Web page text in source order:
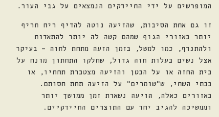
המופרשים על ידי החיידקים הנמצאים על גבי העור.
זו גם אחת הסיבות, שהזיעה נוטה להדיף ריח חריף
יותר באזורי הגוף שמהם קשה לה יותר להתאדות
ולהתנדף, כמו למשל, בזמן הזעה מתחת לחזה – בעיקר
אצל נשים בעלות חזה גדול, שחלקו התחתון מונח על
בית החזה או על הבטן והזיעה מצטברת תחתיו, או
בבתי השחי, ש"שומרים" על הזיעה תחת חסותם.
באזורים כאלה, הזיעה נשארת זמן ממושך יותר
וממשיכה להגיב יחד עם התוצרים החיידקיים.